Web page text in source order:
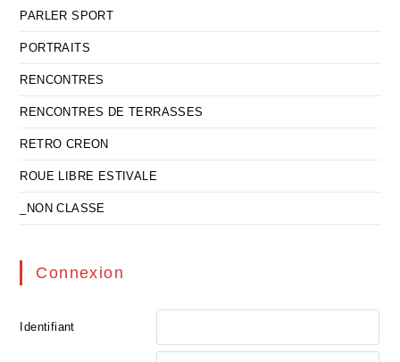
PARLER SPORT
PORTRAITS
RENCONTRES
RENCONTRES DE TERRASSES
RETRO CREON
ROUE LIBRE ESTIVALE
_NON CLASSE
Connexion
Identifiant